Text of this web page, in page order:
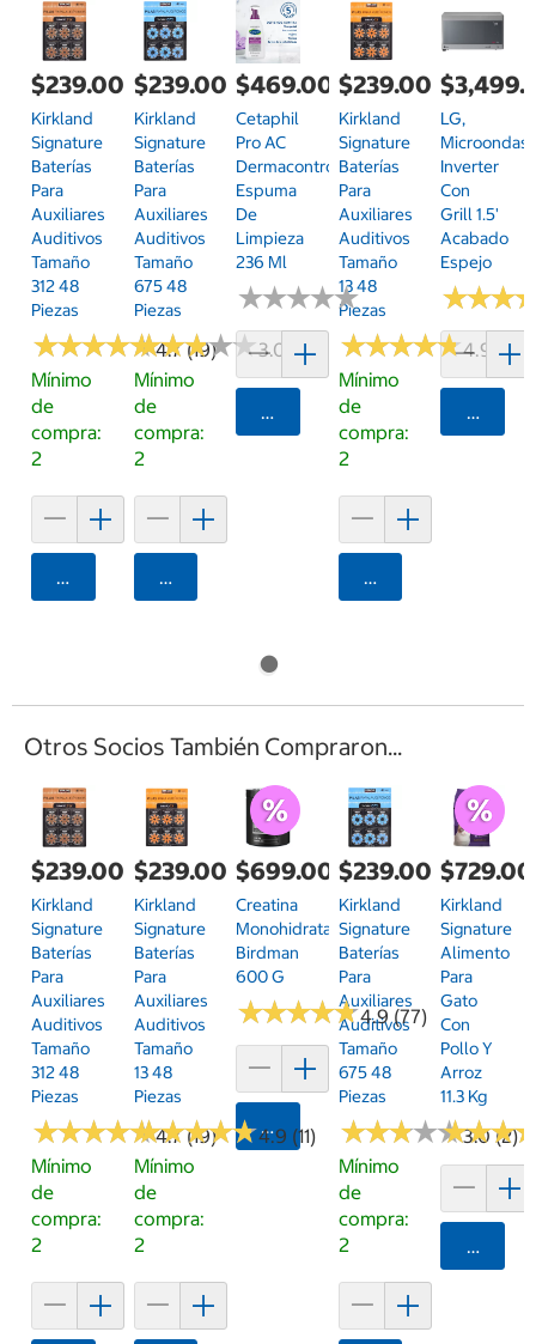
$239.00
Kirkland
Signature
Baterías
Para
Auxiliares
Auditivos
Tamaño
312 48
Piezas
★★★★★
★★★★★4.7 (19)
Mínimo
de
compra:
2
Agregar
$239.00
Kirkland
Signature
Baterías
Para
Auxiliares
Auditivos
Tamaño
675 48
Piezas
★★★★★
★★★★★3.0 (2)
Mínimo
de
compra:
2
Agregar
$469.00
Cetaphil
Pro AC
Dermacontrol
Espuma
De
Limpieza
236 Ml
★★★★★
★★★★★
Agregar
$239.00
Kirkland
Signature
Baterías
Para
Auxiliares
Auditivos
Tamaño
13 48
Piezas
★★★★★
★★★★★4.9 (11)
Mínimo
de
compra:
2
Agregar
LG,
Microondas
Inverter
Con
Grill 1.5'
Acabado
Espejo
★★★
★★★
Otros Socios También Compraron...
$239.00
Kirkland
Signature
Baterías
Para
Auxiliares
Auditivos
Tamaño
312 48
Piezas
★★★★★
★★★★★4.7 (19)
Mínimo
de
compra:
2
$239.00
Kirkland
Signature
Baterías
Para
Auxiliares
Auditivos
Tamaño
13 48
Piezas
★★★★★
★★★★★4.9 (11)
Mínimo
de
compra:
2
$699.00
Creatina
Monohidratada
Birdman
600 G
★★★★★
★★★★★4.9 (77)
Agregar
$239.00
Kirkland
Signature
Baterías
Para
Auxiliares
Auditivos
Tamaño
675 48
Piezas
★★★★★
★★★★★3.0 (2)
Mínimo
de
compra:
2
$729.00
Kirkland
Signature
Alimento
Para
Gato
Con
Pollo Y
Arroz
11.3 Kg
★★★
★★★